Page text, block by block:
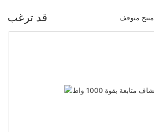
قد ترغب منتج متوقف